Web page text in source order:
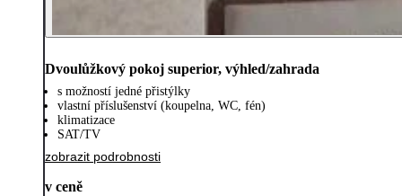
Dvoulůžkový pokoj superior, výhled/zahrada
s možností jedné přistýlky
vlastní příslušenství (koupelna, WC, fén)
klimatizace
SAT/TV
zobrazit podrobnosti
v ceně